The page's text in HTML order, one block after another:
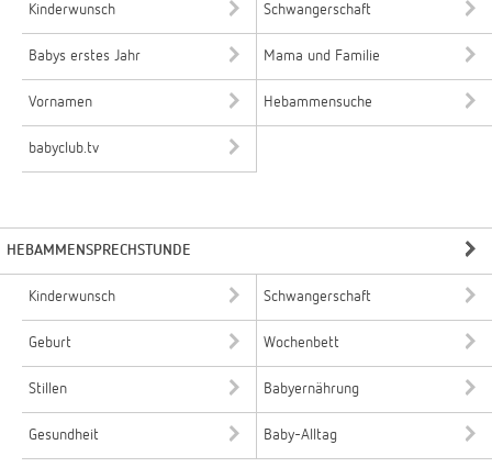
Kinderwunsch Schwangerschaft
Babys erstes Jahr Mama und Familie
Vornamen Hebammensuche
babyclub.tv
HEBAMMENSPRECHSTUNDE
Kinderwunsch Schwangerschaft
Geburt Wochenbett
Stillen Babyernährung
Gesundheit Baby-Alltag